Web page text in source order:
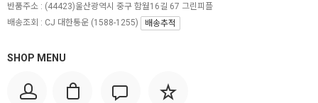
SHOP MENU
반품주소 : (44423)울산광역시 중구 함월16길 67 그린피플
배송조회 : CJ 대한통운 (1588-1255)
배송추적